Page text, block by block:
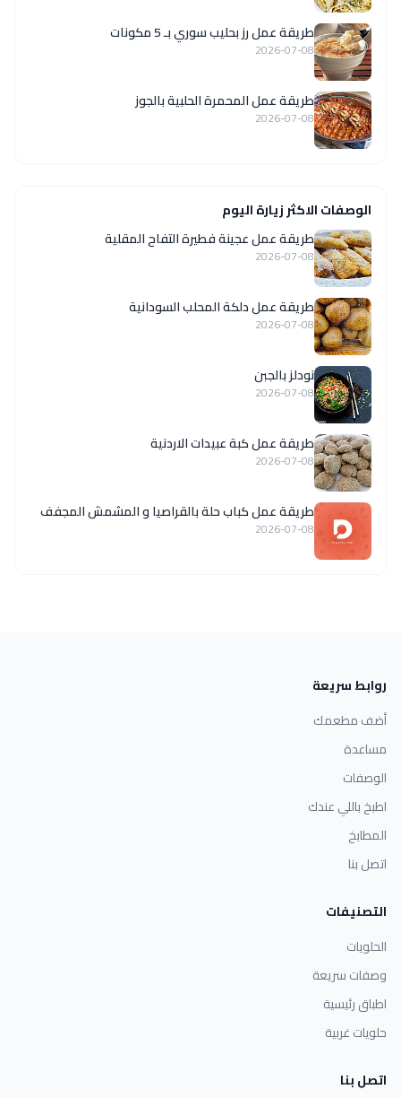
طريقة عمل رز بحليب سوري بـ 5 مكونات
2026-07-08
طريقة عمل المحمرة الحلبية بالجوز
2026-07-08
الوصفات الاكثر زيارة اليوم
طريقة عمل عجينة فطيرة التفاح المقلية
2026-07-08
طريقة عمل دلكة المحلب السودانية
2026-07-08
نودلز بالجبن
2026-07-08
طريقة عمل كبة عبيدات الاردنية
2026-07-08
طريقة عمل كباب حلة بالقراصيا و المشمش المجفف
2026-07-08
روابط سريعة
أضف مطعمك
مساعدة
الوصفات
اطبخ باللي عندك
المطابخ
اتصل بنا
التصنيفات
الحلويات
وصفات سريعة
اطباق رئيسية
حلويات غربية
اتصل بنا